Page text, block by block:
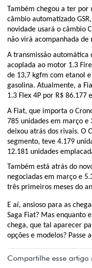
Também chegou a ter
câmbio automatizado
novidade usará o câmbio
não virá acompanhada
A transmissão automática
acoplada ao motor 1.3
de 13,7 kgfm com etanol
gasolina. Atualmente, a
1.3 Flex 4P por R$ 86.177
A Fiat, que importa o
785 unidades em março e
deixou atrás dos rivais. O
segmento, teve 4.179
12.181 unidades
Também está atrás do
negociadas em março e
três primeiros meses do
E aí, ansioso para as
Saga Fiat? Mas enquanto
chega, que tal aparecer
opções e modelos? Passe
Compartilhe esse artigo